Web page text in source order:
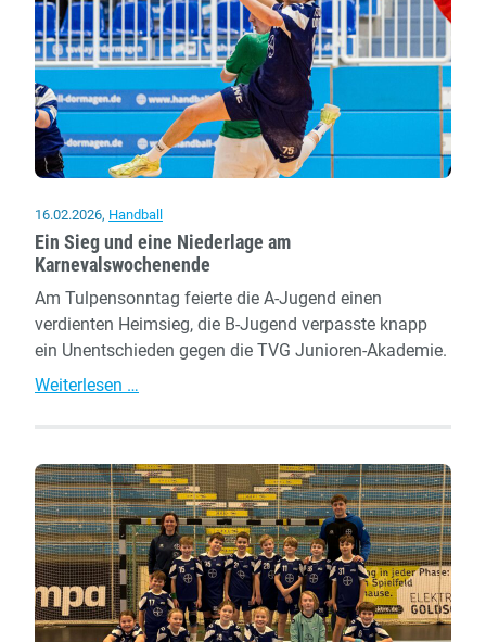
Ludwigshafen
16.02.2026, Handball
Ein Sieg und eine Niederlage am
Karnevalswochenende
Am Tulpensonntag feierte die A-Jugend einen
verdienten Heimsieg, die B-Jugend verpasste knapp
ein Unentschieden gegen die TVG Junioren-Akademie.
Weiterlesen …
eine
Niederlage
am
Karnevalswochenende